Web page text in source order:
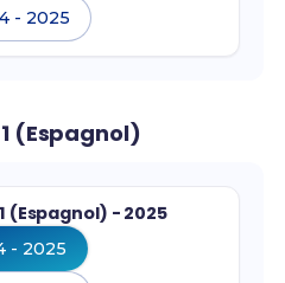
- 2025
(Espagnol)
(Espagnol) - 2025
- 2025